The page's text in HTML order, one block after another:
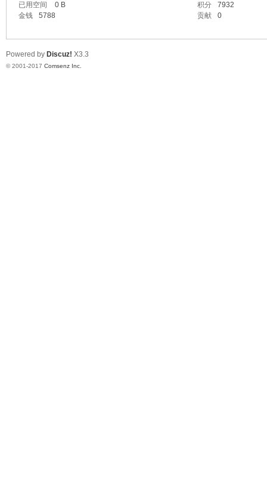
已用空间
0 B 积分
7932
金钱
5788 贡献 0
Powered by Discuz! X3.3
© 2001-2017 Comsenz Inc.